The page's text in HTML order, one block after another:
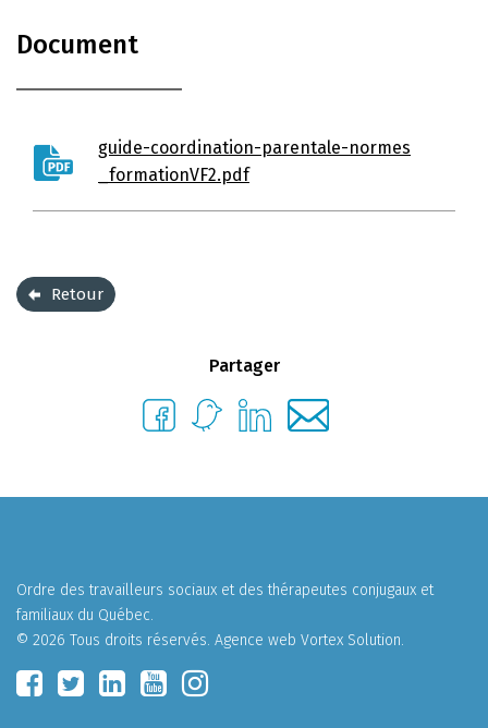
Document
guide-coordination-parentale-normes
_formationVF2.pdf
Retour
Partager
Ordre des travailleurs sociaux et des thérapeutes conjugaux et
familiaux du Québec.
© 2026 Tous droits réservés. Agence web Vortex Solution.